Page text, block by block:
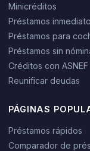
Minicréditos
Préstamos
Préstamos para
Préstamos sin
Créditos con ASNEF
Reunificar deudas
PÁGINAS
Préstamos rápidos
Comparador de